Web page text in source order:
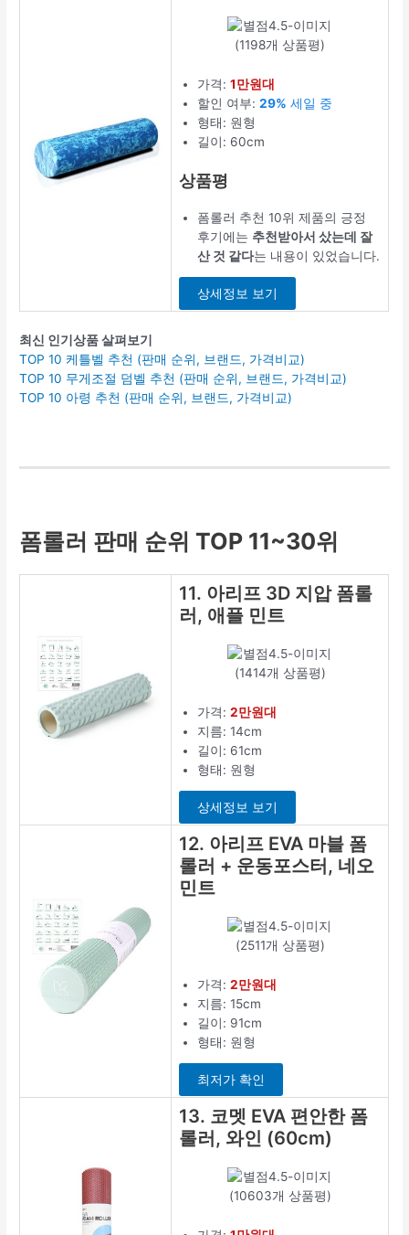
(1198개 상품평)
가격:1만원대
할인 여부:29% 세일 중
형태: 원형
길이: 60cm
상품평
폼롤러 추천 10위 제품의 긍정
후기에는 추천받아서 샀는데 잘
산 것 같다는 내용이 있었습니다.
상세정보 보기
최신 인기상품 살펴보기
TOP 10 케틀벨 추천 (판매 순위, 브랜드, 가격비교)
TOP 10 무게조절 덤벨 추천 (판매 순위, 브랜드, 가격비교)
TOP 10 아령 추천 (판매 순위, 브랜드, 가격비교)
폼롤러 판매 순위 TOP 11~30위
11. 아리프 3D 지압 폼롤
러, 애플 민트
(1414개 상품평)
가격:2만원대
지름: 14cm
길이: 61cm
형태: 원형
상세정보 보기
12. 아리프 EVA 마블 폼
롤러 + 운동포스터, 네오
민트
(2511개 상품평)
가격:2만원대
지름: 15cm
길이: 91cm
형태: 원형
최저가 확인
13. 코멧 EVA 편안한 폼
롤러, 와인 (60cm)
(10603개 상품평)